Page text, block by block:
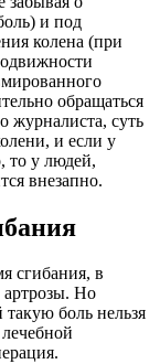
и под
колена (при
обращаться
журналиста, суть
и если у
то у людей,
внезапно.
сгибания, в
артрозы. Но
такую боль нельзя